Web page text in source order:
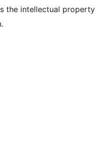
the intellectual property